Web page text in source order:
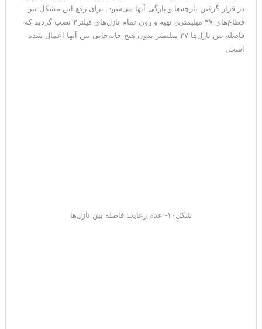
در قرار گرفتن پارچه‌ها و پارگی ‎‌آنها می‌شود. برای رفع این مشکل نیز
قطاع‌های ۳۷ میلیمتری تهیه و روی تمام نازل‌های فیلتر۲ نصب گردید که
فاصله بین نازل‌ها ۳۷ میلیمتر بدون هیچ جابه‌جایی بین آنها اعمال شده
است.
شکل۱۰- عدم رعایت فاصله بین نازل‌ها